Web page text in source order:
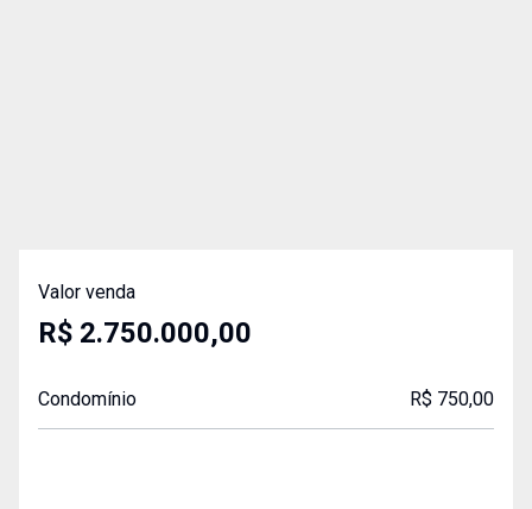
Valor venda
R$ 2.750.000,00
Condomínio R$ 750,00